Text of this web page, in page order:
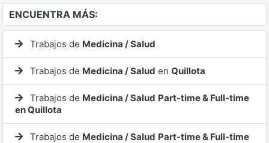
ENCUENTRA MÁS:
Trabajos de Medicina / Salud
Trabajos de Medicina / Salud en Quillota
Trabajos de Medicina / Salud Part-time & Full-time
en Quillota
Trabajos de Medicina / Salud Part-time & Full-time